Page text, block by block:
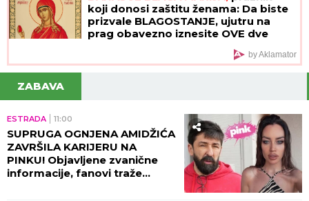
koji donosi zaštitu ženama: Da biste
prizvale BLAGOSTANJE, ujutru na
prag obavezno iznesite OVE dve
by Aklamator
ZABAVA
ESTRADA 11:00
SUPRUGA OGNJENA AMIDŽIĆA
ZAVRŠILA KARIJERU NA
PINKU! Objavljene zvanične
informacije, fanovi traže